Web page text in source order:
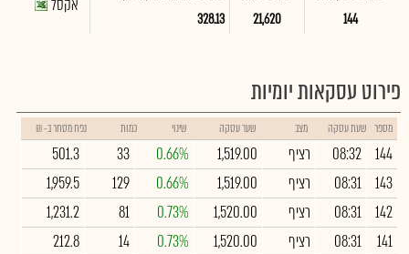
144
21,620
328.13
אקסל
פירוט עסקאות יומיות
מספר שעת עסקה מצב שער עסקה שינוי כמות נפח מסחר ב- ₪
144
08:32 רציף 1,519.00
0.66%
33
501.3
143
08:31 רציף 1,519.00
0.66%
129
1,959.5
142
08:31 רציף 1,520.00
0.73%
81
1,231.2
141
08:31 רציף 1,520.00
0.73%
14
212.8